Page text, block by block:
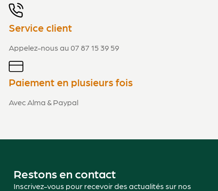
Service client
Appelez-nous au 07 87 15 39 59
Paiement en plusieurs fois
Avec Alma & Paypal
Restons en contact
Inscrivez-vous pour recevoir des actualités sur nos